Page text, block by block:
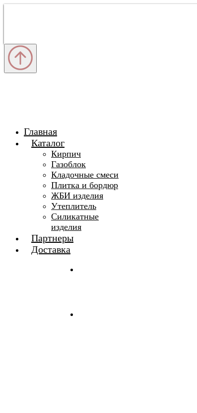
Главная
Каталог
Кирпич
Газоблок
Кладочные смеси
Плитка и бордюр
ЖБИ изделия
Утеплитель
Силикатные
изделия
Партнеры
Доставка